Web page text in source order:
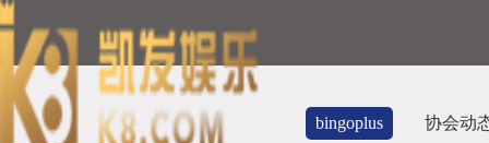
bingoplus 协会动